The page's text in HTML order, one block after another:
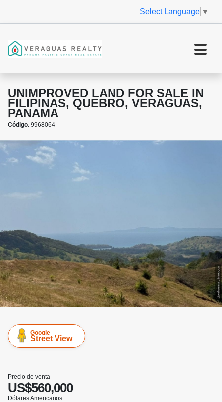
Select Language ▼
UNIMPROVED LAND FOR SALE IN
FILIPINAS, QUEBRO, VERAGUAS,
PANAMA
Código. 9968064
Google
Street View
Precio de venta
US$560,000
Dólares Americanos